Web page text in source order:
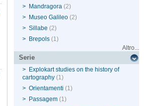
> Mandragora (2)
> Museo Galileo (2)
> Sillabe (2)
> Brepols (1)
Altro...
Serie
> Explokart studies on the history of
cartography (1)
> Orientamenti (1)
> Passagem (1)